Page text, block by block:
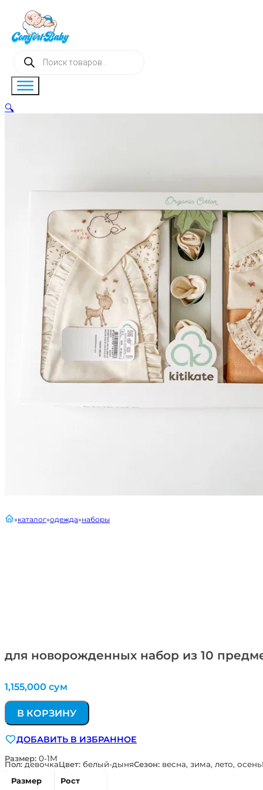
Поиск
товаров
для новорожденных набор из 10
главнаякаталог одежда наборы
1,155,000 сум
В КОРЗИНУ
ДОБАВИТЬ В ИЗБРАННОЕ
Размер: 0-1М
Пол:девочкаЦвет: белый-дыняСезон: весна, зима, лето, осень
Размер
Рост
🔍